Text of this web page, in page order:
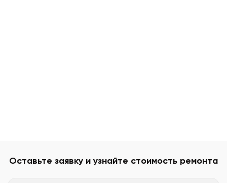
Оставьте заявку и узнайте стоимость ремонта